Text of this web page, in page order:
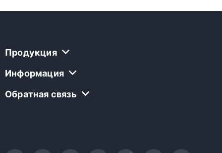
Продукция
Информация
Обратная связь